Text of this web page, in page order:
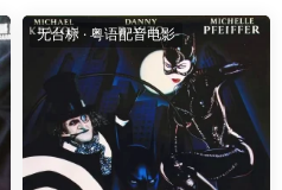
无台标 · 粤语配音电影